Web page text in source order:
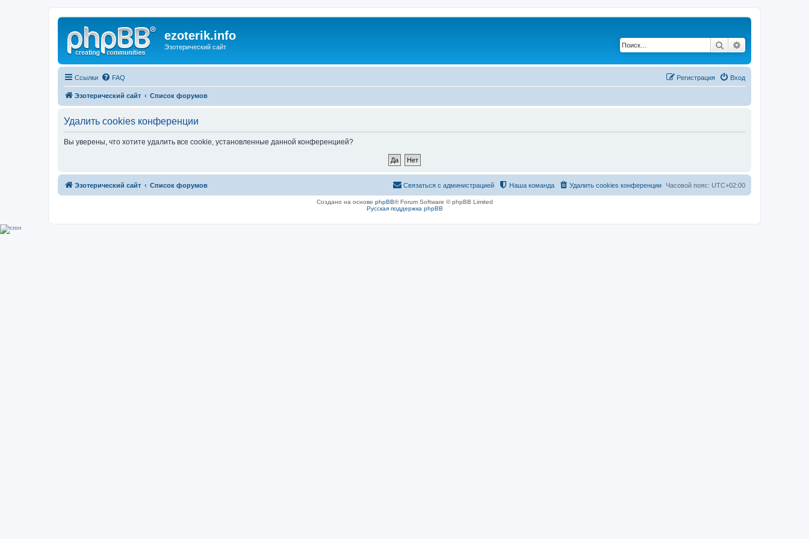
ezoterik.info
Эзотерический сайт Поиск
Ссылки FAQ Вход
Регистрация
Эзотерический сайт Список форумов
Удалить cookies конференции
Вы уверены, что хотите удалить все cookie, установленные данной конференцией?
Эзотерический сайт Список форумов Часовой пояс: UTC+02:00
Удалить cookies конференции
Наша команда
Связаться с администрацией
Создано на основе phpBB® Forum Software © phpBB Limited
Русская поддержка phpBB